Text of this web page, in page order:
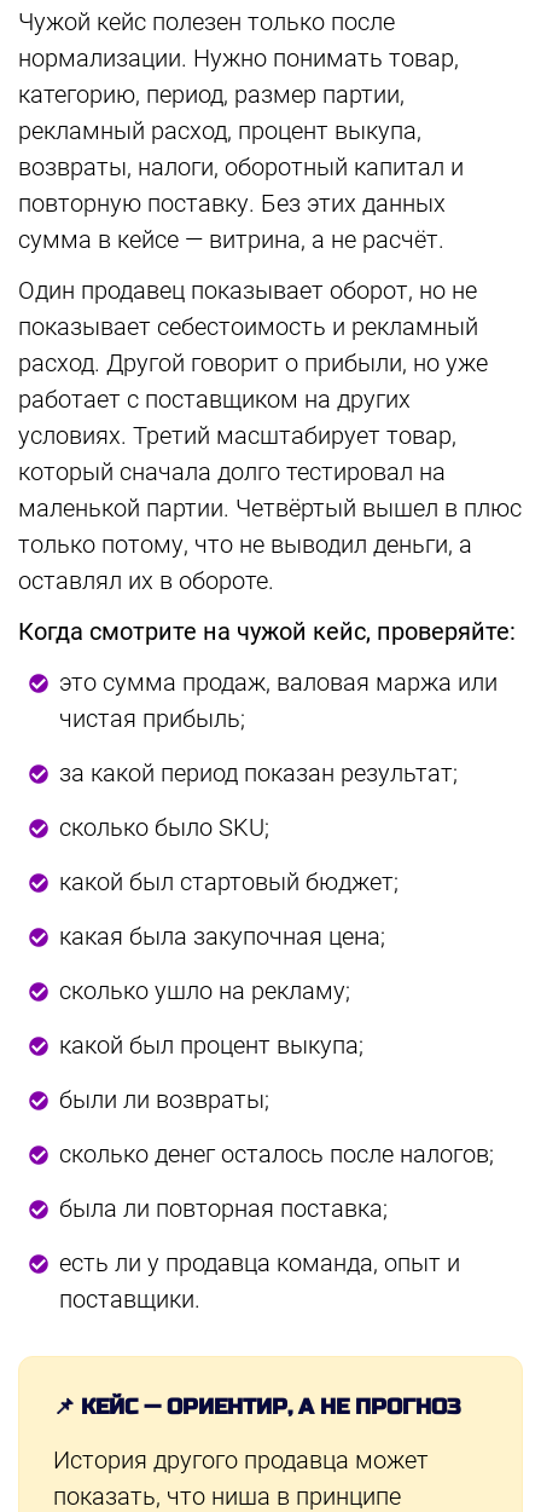
Чужой кейс полезен только после
нормализации. Нужно понимать товар,
категорию, период, размер партии,
рекламный расход, процент выкупа,
возвраты, налоги, оборотный капитал и
повторную поставку. Без этих данных
сумма в кейсе — витрина, а не расчёт.
Один продавец показывает оборот, но не
показывает себестоимость и рекламный
расход. Другой говорит о прибыли, но уже
работает с поставщиком на других
условиях. Третий масштабирует товар,
который сначала долго тестировал на
маленькой партии. Четвёртый вышел в плюс
только потому, что не выводил деньги, а
оставлял их в обороте.
Когда смотрите на чужой кейс, проверяйте:
это сумма продаж, валовая маржа или
чистая прибыль;
за какой период показан результат;
сколько было SKU;
какой был стартовый бюджет;
какая была закупочная цена;
сколько ушло на рекламу;
какой был процент выкупа;
были ли возвраты;
сколько денег осталось после налогов;
была ли повторная поставка;
есть ли у продавца команда, опыт и
поставщики.
📌 КЕЙС — ОРИЕНТИР, А НЕ ПРОГНОЗ
История другого продавца может
показать, что ниша в принципе